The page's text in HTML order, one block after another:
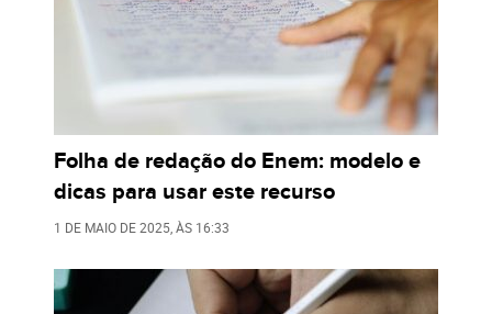
Folha de redação do Enem: modelo e
dicas para usar este recurso
1 DE MAIO DE 2025 , ÀS 16:33